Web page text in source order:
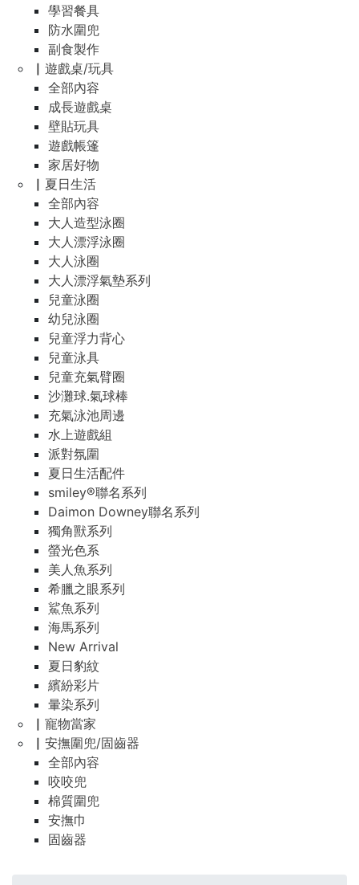
學習餐具
防水圍兜
副食製作
▏遊戲桌/玩具
全部內容
成長遊戲桌
壁貼玩具
遊戲帳篷
家居好物
▏夏日生活
全部內容
大人造型泳圈
大人漂浮泳圈
大人泳圈
大人漂浮氣墊系列
兒童泳圈
幼兒泳圈
兒童浮力背心
兒童泳具
兒童充氣臂圈
沙灘球.氣球棒
充氣泳池周邊
水上遊戲組
派對氛圍
夏日生活配件
smiley®聯名系列
Daimon Downey聯名系列
獨角獸系列
螢光色系
美人魚系列
希臘之眼系列
鯊魚系列
海馬系列
New Arrival
夏日豹紋
繽紛彩片
暈染系列
▏寵物當家
▏安撫圍兜/固齒器
全部內容
咬咬兜
棉質圍兜
安撫巾
固齒器